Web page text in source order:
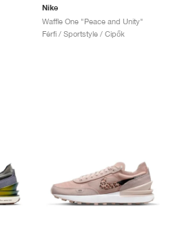
Nike
Waffle One "Peace and Unity"
Férfi / Sportstyle / Cipők